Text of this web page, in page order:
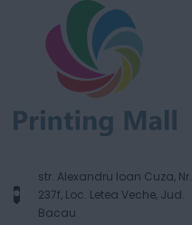
str. Alexandru Ioan Cuza, Nr.
237f, Loc. Letea Veche, Jud.
Bacau